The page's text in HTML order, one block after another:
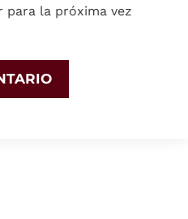
para la próxima vez